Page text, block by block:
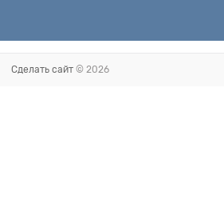
Сделать сайт © 2026